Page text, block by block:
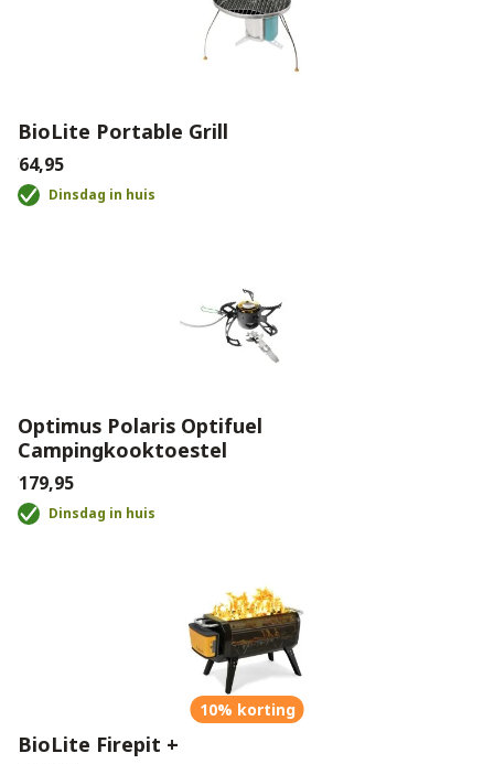
BioLite Portable Grill
€64,95
Dinsdag in huis
Optimus Polaris Optifuel
Campingkooktoestel
€179,95
Dinsdag in huis
10% korting
BioLite Firepit +